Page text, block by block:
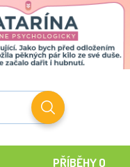
PŘÍBĚHY O